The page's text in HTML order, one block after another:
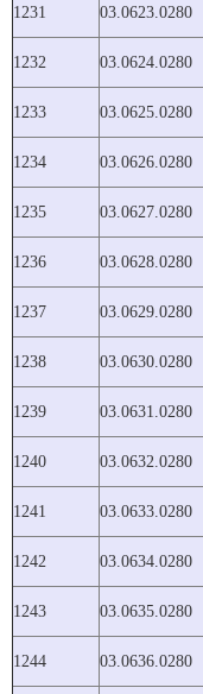
1231 03.0623.0280
1232 03.0624.0280
1233 03.0625.0280
1234 03.0626.0280
1235 03.0627.0280
1236 03.0628.0280
1237 03.0629.0280
1238 03.0630.0280
1239 03.0631.0280
1240 03.0632.0280
1241 03.0633.0280
1242 03.0634.0280
1243 03.0635.0280
1244 03.0636.0280